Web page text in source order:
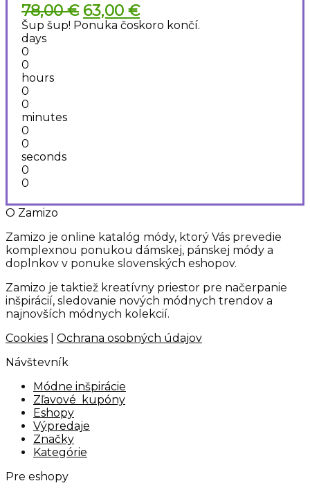
78,00€ Pôvodná
cena
bola:
63,00 €Aktuálna
cena
je:
Šup šup! Ponuka čoskoro končí.
days
0
0
hours
0
0
minutes
0
0
seconds
0
0
O Zamizo
Zamizo je online katalóg módy, ktorý Vás prevedie
komplexnou ponukou dámskej, pánskej módy a
doplnkov v ponuke slovenských eshopov.
Zamizo je taktiež kreatívny priestor pre načerpanie
inšpirácií, sledovanie nových módnych trendov a
najnovších módnych kolekcií.
Cookies
Ochrana osobných údajov
Návštevník
Módne inšpirácie
Zľavové kupóny
Eshopy
Výpredaje
Značky
Kategórie
Pre eshopy